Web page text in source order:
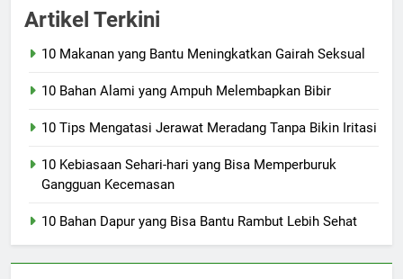
Artikel Terkini
10 Makanan yang Bantu Meningkatkan Gairah Seksual
10 Bahan Alami yang Ampuh Melembapkan Bibir
10 Tips Mengatasi Jerawat Meradang Tanpa Bikin Iritasi
10 Kebiasaan Sehari-hari yang Bisa Memperburuk
Gangguan Kecemasan
10 Bahan Dapur yang Bisa Bantu Rambut Lebih Sehat